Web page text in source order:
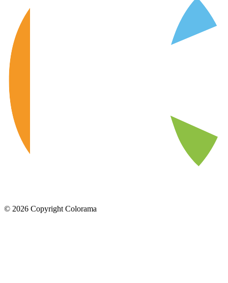
© 2026 Copyright Colorama